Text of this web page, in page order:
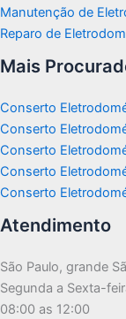
Manutenção de
Reparo de
Mais
Conserto
Conserto
Conserto
Conserto
Conserto
Atendimento
São Paulo, grande
Segunda a Sexta-
08:00 as 12:00